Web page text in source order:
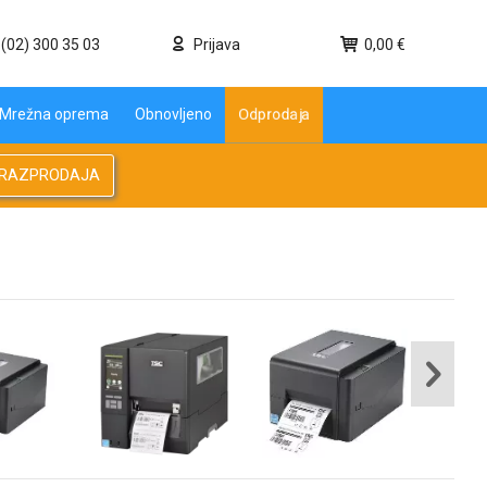
(02) 300 35 03 Prijava 0,00 €
Mrežna oprema Obnovljeno Odprodaja